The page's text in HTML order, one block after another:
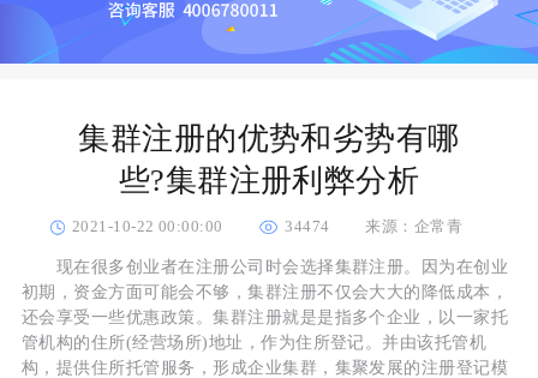
集群注册的优势和劣势有哪
些?集群注册利弊分析
2021-10-22 00:00:00 34474 来源：企常青
现在很多创业者在注册公司时会选择集群注册。因为在创业
初期，资金方面可能会不够，集群注册不仅会大大的降低成本，
还会享受一些优惠政策。集群注册就是是指多个企业，以一家托
管机构的住所(经营场所)地址，作为住所登记。并由该托管机
构，提供住所托管服务，形成企业集群，集聚发展的注册登记模